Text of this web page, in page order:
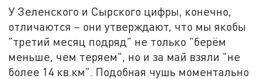
У Зеленского и Сырского цифры, конечно,
отличаются – они утверждают, что мы якобы
"третий месяц подряд" не только "берём
меньше, чем теряем", но и за май взяли "не
более 14 кв.км". Подобная чушь моментально